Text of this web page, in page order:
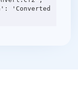
'Converted